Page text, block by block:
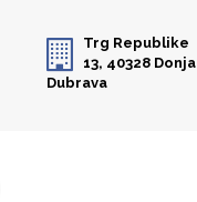
Trg Republike
13, 40328 Donja
Dubrava